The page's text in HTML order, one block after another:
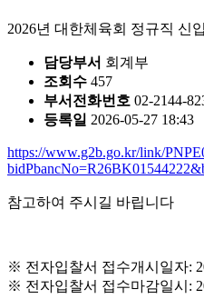
2026년 대한체육회 정규직 신
담당부서 회계부
조회수 457
부서전화번호 02-2144-
등록일 2026-05-27 18:43
https://www.g2b.go.kr/link/
참고하여 주시길 바립니다
※ 전자입찰서 접수개시일자:
※ 전자입찰서 접수마감일시: